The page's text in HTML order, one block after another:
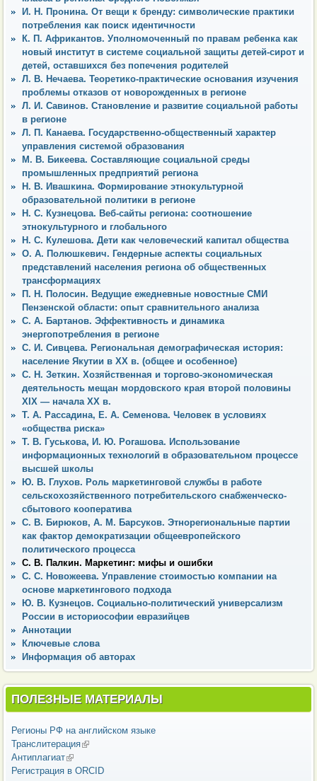
И. Н. Пронина. От вещи к бренду: символические практики
потребления как поиск идентичности
К. П. Африкантов. Уполномоченный по правам ребенка как
новый институт в системе социальной защиты детей-сирот и
детей, оставшихся без попечения родителей
Л. В. Нечаева. Теоретико-практические основания изучения
проблемы отказов от новорожденных в регионе
Л. И. Савинов. Становление и развитие социальной работы
в регионе
Л. П. Канаева. Государственно-общественный характер
управления системой образования
М. В. Бикеева. Составляющие социальной среды
промышленных предприятий региона
Н. В. Ивашкина. Формирование этнокультурной
образовательной политики в регионе
Н. С. Кузнецова. Веб-сайты региона: соотношение
этнокультурного и глобального
Н. С. Кулешова. Дети как человеческий капитал общества
О. А. Полюшкевич. Гендерные аспекты социальных
представлений населения региона об общественных
трансформациях
П. Н. Полосин. Ведущие ежедневные новостные СМИ
Пензенской области: опыт сравнительного анализа
С. А. Бартанов. Эффективность и динамика
энергопотребления в регионе
С. И. Сивцева. Региональная демографическая история:
население Якутии в ХХ в. (общее и особенное)
С. Н. Зеткин. Хозяйственная и торгово-экономическая
деятельность мещан мордовского края второй половины
XIX — начала XX в.
Т. А. Рассадина, Е. А. Семенова. Человек в условиях
«общества риска»
Т. В. Гуськова, И. Ю. Рогашова. Использование
информационных технологий в образовательном процессе
высшей школы
Ю. В. Глухов. Роль маркетинговой службы в работе
сельскохозяйственного потребительского снабженческо-
сбытового кооператива
С. В. Бирюков, А. М. Барсуков. Этнорегиональные партии
как фактор демократизации общеевропейского
политического процесса
С. В. Палкин. Маркетинг: мифы и ошибки
С. С. Новожеева. Управление стоимостью компании на
основе маркетингового подхода
Ю. В. Кузнецов. Социально-политический универсализм
России в историософии евразийцев
Аннотации
Ключевые слова
Информация об авторах
ПОЛЕЗНЫЕ МАТЕРИАЛЫ
Регионы РФ на английском языке
Транслитерация(внешняя ссылка)
Антиплагиат(внешняя ссылка)
Регистрация в ORCID